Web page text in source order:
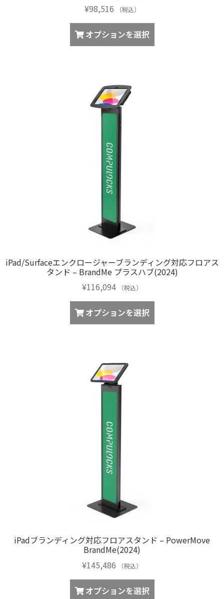
¥98,516 （税込）
オプションを選択
iPad/Surfaceエンクロージャーブランディング対応フロアス
タンド – BrandMe プラスハブ(2024)
¥116,094 （税込）
オプションを選択
iPadブランディング対応フロアスタンド – PowerMove
BrandMe(2024)
¥145,486 （税込）
オプションを選択